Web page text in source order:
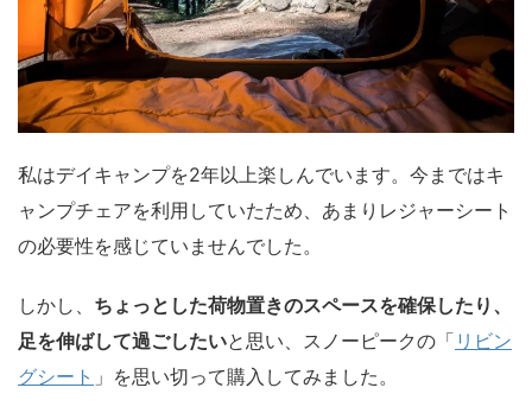
私はデイキャンプを2年以上楽しんでいます。今まではキ
ャンプチェアを利用していたため、あまりレジャーシート
の必要性を感じていませんでした。
しかし、 ちょっとした荷物置きのスペースを確保したり、
足を伸ばして過ごしたいと思い、スノーピークの「 リビン
グシート 」を思い切って購入してみました。